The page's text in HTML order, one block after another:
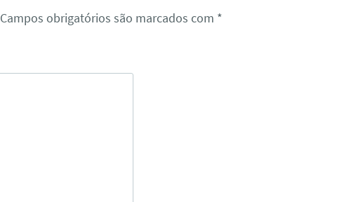
Campos obrigatórios são marcados com *